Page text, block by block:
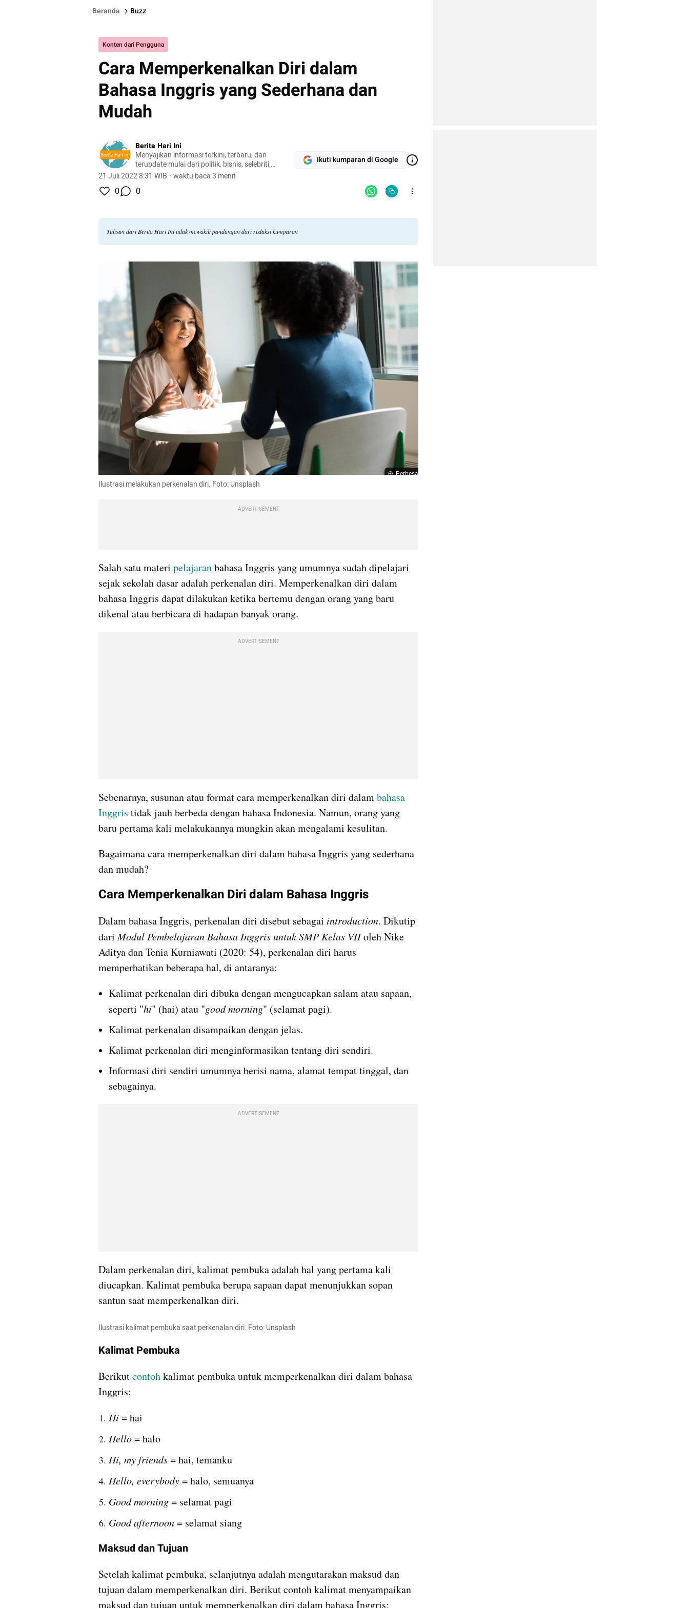
Beranda Buzz
Konten dari Pengguna
Cara Memperkenalkan Diri dalam
Bahasa Inggris yang Sederhana dan
Mudah
Berita Hari Ini
Menyajikan informasi terkini, terbaru, dan
terupdate mulai dari politik, bisnis, selebriti,
lifestyle, dan masih banyak lagi.
21 Juli 2022 8:31 WIB · waktu baca 3 menit
Ikuti kumparan di Google
0 0
Tulisan dari Berita Hari Ini tidak mewakili pandangan dari redaksi kumparan
Perbesar
Ilustrasi melakukan perkenalan diri. Foto: Unsplash
ADVERTISEMENT
Salah satu materi pelajaran bahasa Inggris yang umumnya sudah dipelajari
sejak sekolah dasar adalah perkenalan diri. Memperkenalkan diri dalam
bahasa Inggris dapat dilakukan ketika bertemu dengan orang yang baru
dikenal atau berbicara di hadapan banyak orang.
ADVERTISEMENT
Sebenarnya, susunan atau format cara memperkenalkan diri dalam bahasa
Inggris tidak jauh berbeda dengan bahasa Indonesia. Namun, orang yang
baru pertama kali melakukannya mungkin akan mengalami kesulitan.
Bagaimana cara memperkenalkan diri dalam bahasa Inggris yang sederhana
dan mudah?
Cara Memperkenalkan Diri dalam Bahasa Inggris
Dalam bahasa Inggris, perkenalan diri disebut sebagai introduction. Dikutip
dari Modul Pembelajaran Bahasa Inggris untuk SMP Kelas VII oleh Nike
Aditya dan Tenia Kurniawati (2020: 54), perkenalan diri harus
memperhatikan beberapa hal, di antaranya:
Kalimat perkenalan diri dibuka dengan mengucapkan salam atau sapaan,
seperti "hi" (hai) atau "good morning" (selamat pagi).
Kalimat perkenalan disampaikan dengan jelas.
Kalimat perkenalan diri menginformasikan tentang diri sendiri.
Informasi diri sendiri umumnya berisi nama, alamat tempat tinggal, dan
sebagainya.
ADVERTISEMENT
Dalam perkenalan diri, kalimat pembuka adalah hal yang pertama kali
diucapkan. Kalimat pembuka berupa sapaan dapat menunjukkan sopan
santun saat memperkenalkan diri.
Ilustrasi kalimat pembuka saat perkenalan diri. Foto: Unsplash
Kalimat Pembuka
Berikut contoh kalimat pembuka untuk memperkenalkan diri dalam bahasa
Inggris:
Hi = hai
Hello = halo
Hi, my friends = hai, temanku
Hello, everybody = halo, semuanya
Good morning = selamat pagi
Good afternoon = selamat siang
Maksud dan Tujuan
Setelah kalimat pembuka, selanjutnya adalah mengutarakan maksud dan
tujuan dalam memperkenalkan diri. Berikut contoh kalimat menyampaikan
maksud dan tujuan untuk memperkenalkan diri dalam bahasa Inggris: